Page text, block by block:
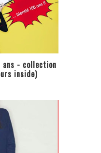
- collection
inside)